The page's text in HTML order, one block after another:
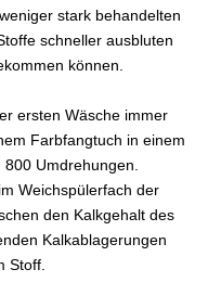
stark behandelten
schneller ausbluten
können.
ersten Wäsche immer
Farbfangtuch in einem
Umdrehungen.
Weichspülerfach der
den Kalkgehalt des
Kalkablagerungen
Stoff.